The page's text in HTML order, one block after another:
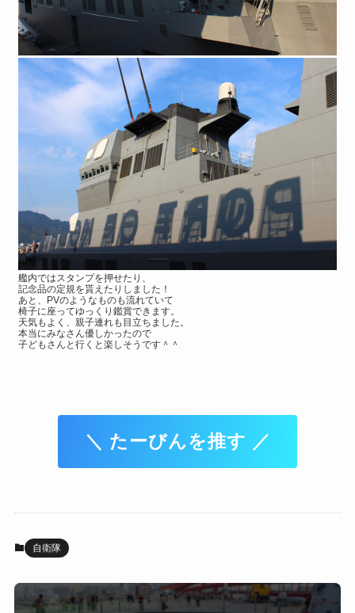
艦内ではスタンプを押せたり、
記念品の定規を貰えたりしました！
あと、PVのようなものも流れていて
椅子に座ってゆっくり鑑賞できます。
天気もよく、親子連れも目立ちました。
本当にみなさん優しかったので
子どもさんと行くと楽しそうです＾＾
＼ たーびんを推す ／
自衛隊